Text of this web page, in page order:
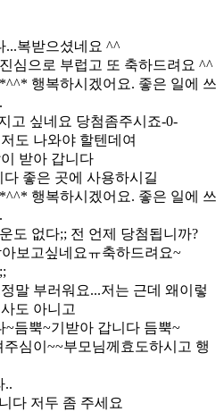
...복받으셨네요 ^^
심으로 부럽고 또 축하드려요 ^^
행복하시겠어요. 좋은 일에 쓰
고 싶네요 당첨좀주시죠-0-
도 나와야 할텐데여
받아 갑니다
좋은 곳에 사용하시길
행복하시겠어요. 좋은 일에 쓰
도 없다;; 전 언제 당첨됩니까?
보고싶네요ㅠ축하드려요~
말 부러워요...저는 근데 왜이렇
도 아니고
~듬뿍~기받아 갑니다 듬뿍~
주심이~~부모님께효도하시고 행
..
다 저두 좀 주세요